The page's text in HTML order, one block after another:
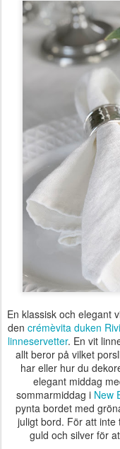
En klassisk och elegant
den crémèvita duken
linneservetter. En vit
allt beror på vilket
har eller hur du
elegant middag
sommarmiddag i New
pynta bordet med
juligt bord. För att inte
guld och silver för